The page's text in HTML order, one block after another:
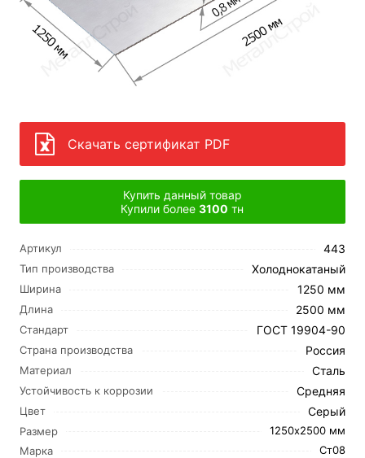
Скачать сертификат PDF
Купить данный товар
Купили более3100 тн
Артикул 443
Тип производства Холоднокатаный
Ширина 1250 мм
Длина 2500 мм
Стандарт ГОСТ 19904-90
Страна производства Россия
Материал Сталь
Устойчивость к коррозии Средняя
Цвет Серый
Размер
1250х2500 мм
Марка
Ст08